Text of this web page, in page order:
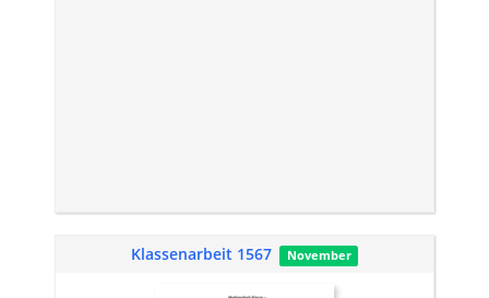
Klassenarbeit 1567 November